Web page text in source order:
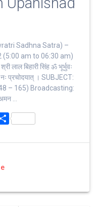
Sadhna Satra) –
(5:00 am to 06:30 am)
लाल बिहारी सिंह ॐ भूर्भुवः
नः प्रचोदयात्‌ । SUBJECT:
148 – 165) Broadcasting:
…
S
a